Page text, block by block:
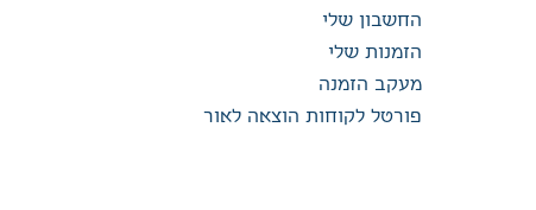
החשבון שלי
הזמנות שלי
מעקב הזמנה
פורטל לקוחות הוצאה לאור